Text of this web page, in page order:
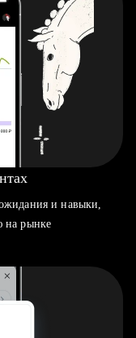
и навыки,
на рынке